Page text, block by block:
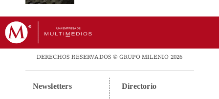
DERECHOS RESERVADOS © GRUPO MILENIO 2026
Newsletters Directorio